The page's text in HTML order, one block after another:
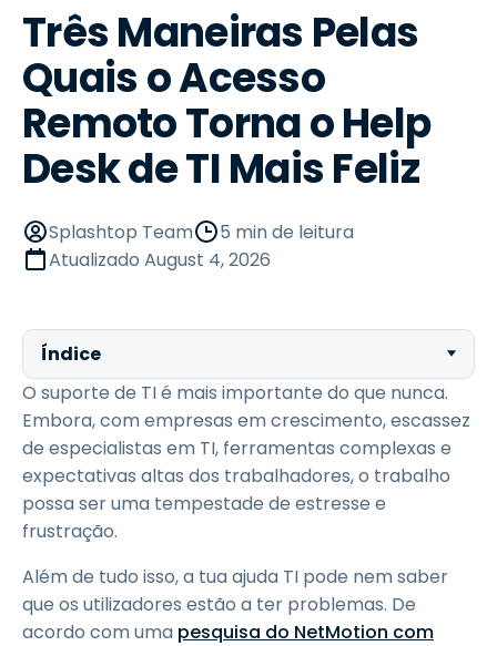
Três Maneiras Pelas
Quais o Acesso
Remoto Torna o Help
Desk de TI Mais Feliz
Splashtop Team
5 min de leitura
Atualizado August 4, 2026
Índice
O suporte de TI é mais importante do que nunca.
Embora, com empresas em crescimento, escassez
de especialistas em TI, ferramentas complexas e
expectativas altas dos trabalhadores, o trabalho
possa ser uma tempestade de estresse e
frustração.
Além de tudo isso, a tua ajuda TI pode nem saber
que os utilizadores estão a ter problemas. De
acordo com uma pesquisa do NetMotion com